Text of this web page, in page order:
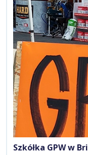
Szkółka GPW w